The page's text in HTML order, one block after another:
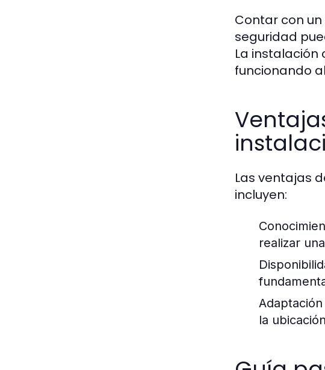
Contar con
seguridad
La
funcionando
Las ventajas
incluyen:
realizar
la